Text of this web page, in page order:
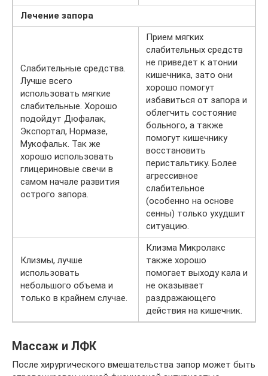
Лечение запора
Слабительные средства.
Лучше всего
использовать мягкие
слабительные. Хорошо
подойдут Дюфалак,
Экспортал, Нормазе,
Мукофальк. Так же
хорошо использовать
глицериновые свечи в
самом начале развития
острого запора.
Прием мягких
слабительных средств
не приведет к атонии
кишечника, зато они
хорошо помогут
избавиться от запора и
облегчить состояние
больного, а также
помогут кишечнику
восстановить
перистальтику. Более
агрессивное
слабительное
(особенно на основе
сенны) только ухудшит
ситуацию.
Клизмы, лучше
использовать
небольшого объема и
только в крайнем случае.
Клизма Микролакс
также хорошо
помогает выходу кала и
не оказывает
раздражающего
действия на кишечник.
Массаж и ЛФК
После хирургического вмешательства запор может быть